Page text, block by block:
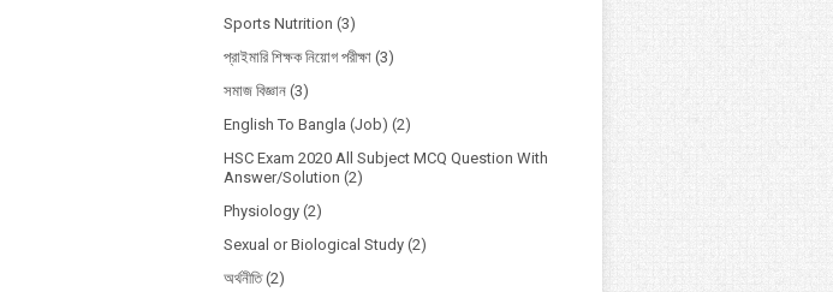
Sports Nutrition (3)
প্রাইমারি শিক্ষক নিয়োগ পরীক্ষা (3)
সমাজ বিজ্ঞান (3)
English To Bangla (Job) (2)
HSC Exam 2020 All Subject MCQ Question With
Answer/Solution (2)
Physiology (2)
Sexual or Biological Study (2)
অর্থনীতি (2)